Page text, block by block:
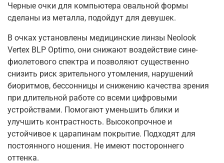
Черные очки для компьютера овальной формы
сделаны из металла, подойдут для девушек.
В очках установлены медицинские линзы Neolook
Vertex BLP Optimo, они снижают воздействие сине-
фиолетового спектра и позволяют существенно
снизить риск зрительного утомления, нарушений
биоритмов, бессонницы и снижению качества зрения
при длительной работе со всеми цифровыми
устройствами. Помогают уменьшить блики и
улучшить контрастность. Высокопрочное и
устойчивое к царапинам покрытие. Подходят для
постоянного ношения. Не имеют постороннего
оттенка.